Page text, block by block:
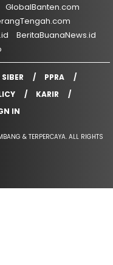
GlobalBanten.com
BeritaBuanaNews.id
PPRA
KARIR
IN
& TERPERCAYA. ALL RIGHTS